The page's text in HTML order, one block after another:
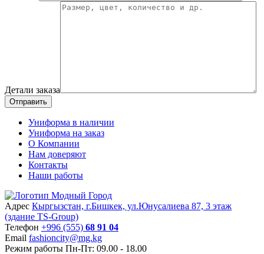
Детали заказа
Отправить
Униформа в наличии
Униформа на заказ
О Компании
Нам доверяют
Контакты
Наши работы
Адрес Кыргызстан, г.Бишкек, ул.Юнусалиева 87, 3 этаж
(здание TS-Group)
Teлефон +996 (555) 68 91 04
Email fashioncity@mg.kg
Режим работы Пн-Пт: 09.00 - 18.00